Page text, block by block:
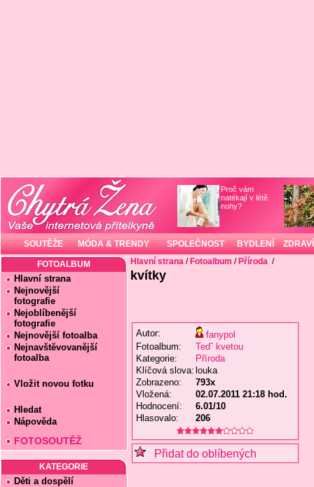
Proč vám
natékají v létě
nohy?
SOUTĚŽE MÓDA & TRENDY SPOLEČNOST BYDLENÍ ZDRAVÍ
FOTOALBUM
Hlavní strana
Nejnovější
fotografie
Nejoblíbenější
fotografie
Nejnovější fotoalba
Nejnavštěvovanější
fotoalba
Vložit novou fotku
Hledat
Nápověda
FOTOSOUTĚŽ
KATEGORIE
Děti a dospělí
Hlavní strana / Fotoalbum / Příroda /
kvítky
Autor:
fanypol
Fotoalbum:
Tedˇ kvetou
Kategorie:
Příroda
Klíčová slova: louka
Zobrazeno:
793x
Vložená:
02.07.2011 21:18 hod.
Hodnocení:
6.01/10
Hlasovalo:
206
Přidat do oblíbených